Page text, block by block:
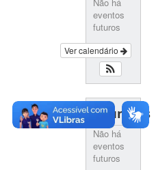
eventos
futuros
Ver calendário
Reuniões
Não há
eventos
futuros